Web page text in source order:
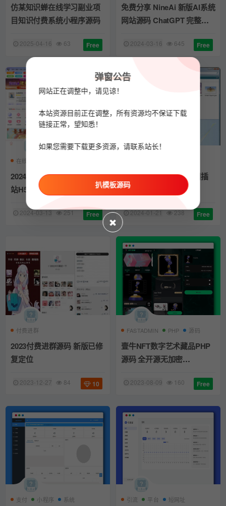
仿某知识蝉在线学习副业项
目知识付费系统小程序源码
2025-04-16 63 Free
免费分享 NineAi 新版AI系统
网站源码 ChatGPT 完整源
2024-03-16 645 Free
在线起名
2024龙年新版ui周易测算网
站H5源码/在线起名网站源
码/运势测算网站系统源码
2024-03-13 251 Free
PSD Codec(PSD缩略图插
件) 完美版
2024-01-21 238 Free
付费进群
2023付费进群源码 新版已修
复定位
2023-12-27 84 10
FASTADMIN PHP 源码
壹牛NFT数字艺术藏品PHP
源码 全开源无加密
2023-08-09 160 Free
支付 小程序 系统 引流 平台 短网址
弹窗公告
网站正在调整中，请见谅！
本站资源目前正在调整，所有资源均不保证下载
链接正常，望知悉！
如果您需要下载更多资源，请联系站长！
扒模板源码